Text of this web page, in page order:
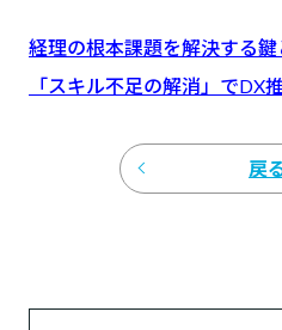
経理の根本課題を解決する
「スキル不足の解消」でDX
戻